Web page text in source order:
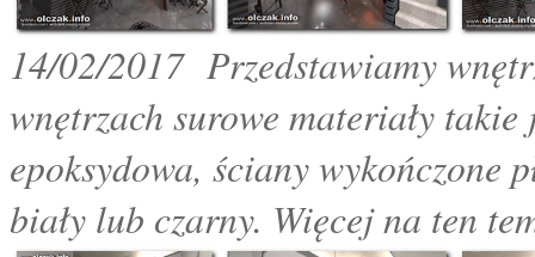
14/02/2017 Przedstawiamy
wnętrzach surowe materiały
epoksydowa, ściany wykończone
biały lub czarny. Więcej na ten